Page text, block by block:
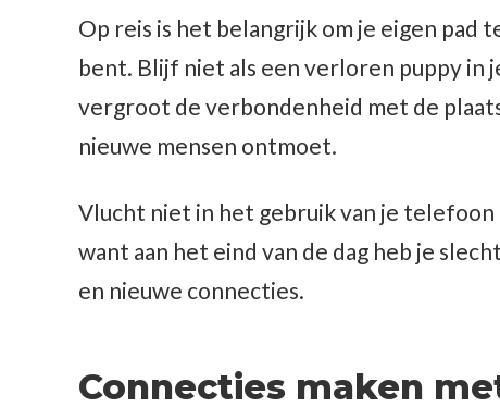
Op reis is het belangrijk om je eigen pad
bent. Blijf niet als een verloren puppy in
vergroot de verbondenheid met de
nieuwe mensen ontmoet.
Vlucht niet in het gebruik van je
want aan het eind van de dag heb je
en nieuwe connecties.
Connecties maken